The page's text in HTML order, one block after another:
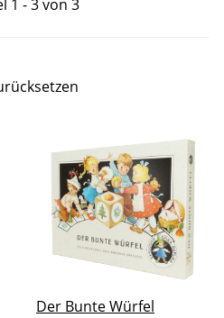
1 - 3 von 3
Der Bunte Würfel